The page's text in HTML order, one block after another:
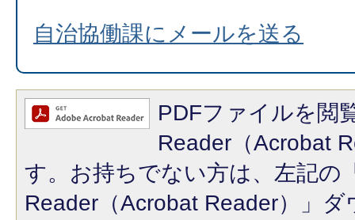
自治協働課にメールを送る
PDFファイルを閲
Reader（Acrobat
す。お持ちでない方は、左記の
Reader（Acrobat Reader）」